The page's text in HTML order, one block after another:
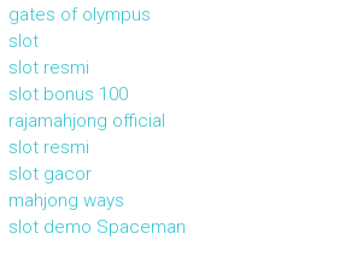
gates of olympus
slot
slot resmi
slot bonus 100
rajamahjong official
slot resmi
slot gacor
mahjong ways
slot demo Spaceman